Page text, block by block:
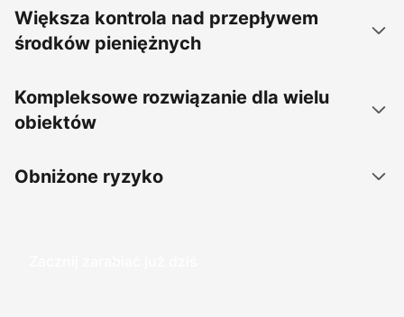
Większa kontrola nad przepływem
środków pieniężnych
Kompleksowe rozwiązanie dla wielu
obiektów
Obniżone ryzyko
Zacznij zarabiać już dziś